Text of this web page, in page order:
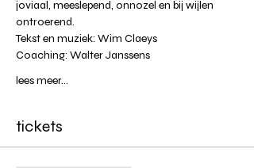
joviaal, meeslepend, onnozel en bij wijlen
ontroerend.
Tekst en muziek: Wim Claeys
Coaching: Walter Janssens
lees meer...
tickets